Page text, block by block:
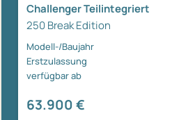
Challenger Teilintegriert
250 Break Edition
Modell-/Baujahr
Erstzulassung
verfügbar ab
63.900 €